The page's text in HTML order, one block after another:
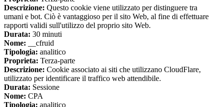
Descrizione: Questo cookie viene utilizzato per distinguere tra
umani e bot. Ciò è vantaggioso per il sito Web, al fine di effettuare
rapporti validi sull'utilizzo del proprio sito Web.
Durata: 30 minuti
Nome: __cfruid
Tipologia: analitico
Proprieta: Terza-parte
Descrizione: Cookie associato ai siti che utilizzano CloudFlare,
utilizzato per identificare il traffico web attendibile.
Durata: Sessione
Nome: CPA
Tipologia: analitico